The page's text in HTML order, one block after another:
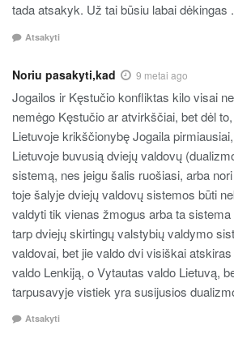
tada atsakyk. Už tai būsiu labai dėkingas
Atsakyti
Noriu pasakyti,kad 9 metai ago
Jogailos ir Kęstučio konfliktas kilo visai
nemėgo Kęstučio ar atvirkščiai, bet dėl
Lietuvoje krikščionybę Jogaila
Lietuvoje buvusią dviejų valdovų
sistemą, nes jeigu šalis ruošiasi, arba
toje šalyje dviejų valdovų sistemos būti
valdyti tik vienas žmogus arba ta
tarp dviejų skirtingų valstybių valdymo
valdovai, bet jie valdo dvi visiškai
valdo Lenkiją, o Vytautas valdo Lietuvą,
tarpusavyje vistiek yra susijusios
Atsakyti